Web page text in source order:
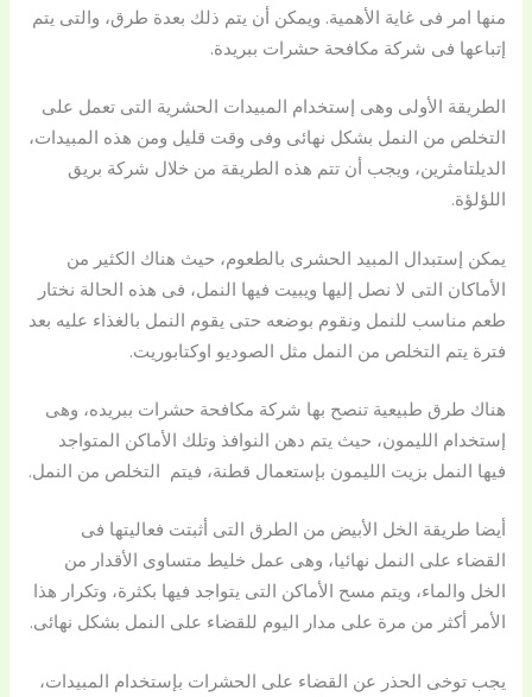
منها امر فى غاية الأهمية. ويمكن أن يتم ذلك بعدة طرق، والتى يتم
إتباعها فى شركة مكافحة حشرات ببريدة.
الطريقة الأولى وهى إستخدام المبيدات الحشرية التى تعمل على
التخلص من النمل بشكل نهائى وفى وقت قليل ومن هذه المبيدات،
الديلتامثرين، ويجب أن تتم هذه الطريقة من خلال شركة بريق
اللؤلؤة.
يمكن إستبدال المبيد الحشرى بالطعوم، حيث هناك الكثير من
الأماكان التى لا نصل إليها ويبيت فيها النمل، فى هذه الحالة نختار
طعم مناسب للنمل ونقوم بوضعه حتى يقوم النمل بالغذاء عليه بعد
فترة يتم التخلص من النمل مثل الصوديو اوكتابوريت.
هناك طرق طبيعية تنصح بها شركة مكافحة حشرات ببريده، وهى
إستخدام الليمون، حيث يتم دهن النوافذ وتلك الأماكن المتواجد
فيها النمل بزيت الليمون بإستعمال قطنة، فيتم التخلص من النمل.
أيضا طريقة الخل الأبيض من الطرق التى أثبتت فعاليتها فى
القضاء على النمل نهائيا، وهى عمل خليط متساوى الأقدار من
الخل والماء، ويتم مسح الأماكن التى يتواجد فيها بكثرة، وتكرار هذا
الأمر أكثر من مرة على مدار اليوم للقضاء على النمل بشكل نهائى.
يجب توخى الحذر عن القضاء على الحشرات بإستخدام المبيدات،